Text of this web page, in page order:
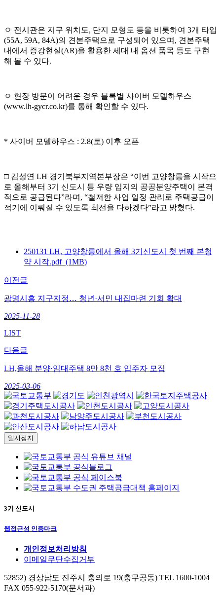
ㅇ 전시관은 지구 위치도, 단지 모형도 등을 비롯하여 3개 타입
(55A, 59A, 84A)의 견본주택으로 구성되어 있으며 , 견본주택
내에서 증강현실(AR)을 활용한 세대 내 옵션 품목 등도 구현
해 볼 수 있다.
ㅇ 현장 방문이 어려운 경우 블록별 사이버 모델하우스
(www.lh-gycr.co.kr)를 통해 확인할 수 있다.
* 사이버 모델하우스 : 2.8(토) 이후 오픈
□ 김성연 LH 경기북부지역본부장은 “이번 고양창릉을 시작으
로 올해 부터 3기 신도시 등 우량 입지의 공공분양주택이 본격
적으로 공급된다”라며 , “철저한 사업 일정 관리로 주택공급이
적기에 이뤄질 수 있도록 최선을 다하겠다”라고 밝혔다.
250131 LH, 고양창릉에서 올해 3기신도시 첫 번째 본청
약 시작.pdf (1MB)
이전글
광명시흥 지구지정… 청년·서민 내집마련 기회 확대
2025-11-28
LIST
다음글
LH,올해 분양·임대주택 8만 8천 호 입주자 모집
2025-03-06
일시정지
3기 신도시
웹접근성 인증마크
개인정보처리방침
이메일무단수집거부
52852) 경상남도 진주시 충의로 19(충무공동) TEL 1600-1004
FAX 055-922-5170(문서과)